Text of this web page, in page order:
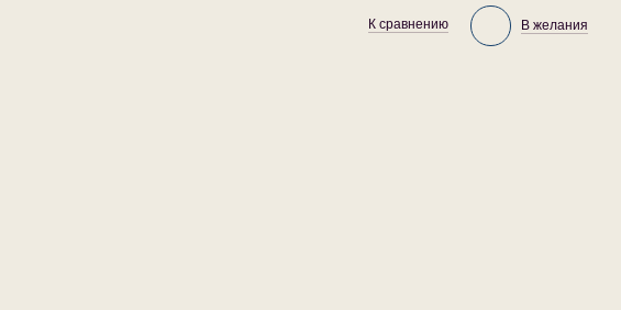
К сравнению В желания